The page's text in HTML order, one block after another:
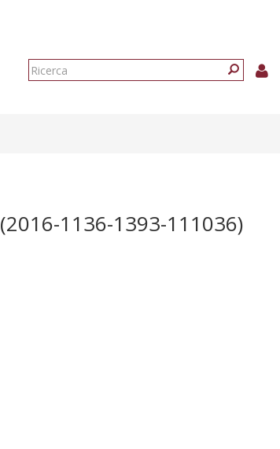
Form
(2016-1136-1393-111036)